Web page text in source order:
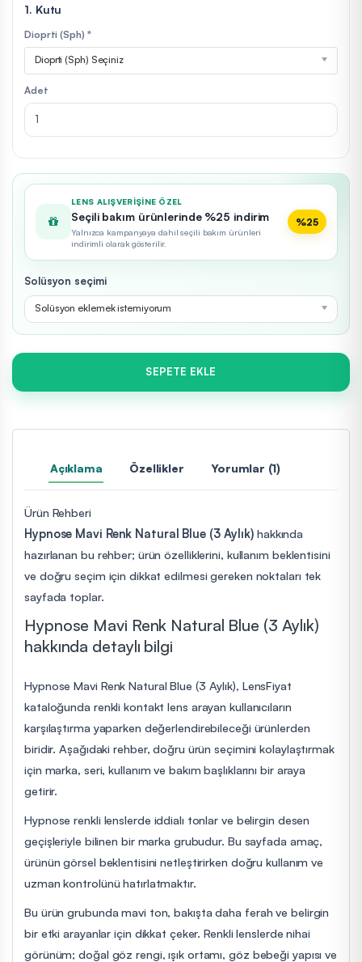
1. Kutu
Dioprti (Sph) *
Dioprti (Sph) Seçiniz
Adet
LENS ALIŞVERIŞINE ÖZEL
Seçili bakım ürünlerinde %25 indirim
Yalnızca kampanyaya dahil seçili bakım ürünleri
indirimli olarak gösterilir.
%25
Solüsyon seçimi
Solüsyon eklemek istemiyorum
SEPETE EKLE
Açıklama Özellikler Yorumlar (1)
Ürün Rehberi
Hypnose Mavi Renk Natural Blue (3 Aylık) hakkında
hazırlanan bu rehber; ürün özelliklerini, kullanım beklentisini
ve doğru seçim için dikkat edilmesi gereken noktaları tek
sayfada toplar.
Hypnose Mavi Renk Natural Blue (3 Aylık)
hakkında detaylı bilgi
Hypnose Mavi Renk Natural Blue (3 Aylık), LensFiyat
kataloğunda renkli kontakt lens arayan kullanıcıların
karşılaştırma yaparken değerlendirebileceği ürünlerden
biridir. Aşağıdaki rehber, doğru ürün seçimini kolaylaştırmak
için marka, seri, kullanım ve bakım başlıklarını bir araya
getirir.
Hypnose renkli lenslerde iddialı tonlar ve belirgin desen
geçişleriyle bilinen bir marka grubudur. Bu sayfada amaç,
ürünün görsel beklentisini netleştirirken doğru kullanım ve
uzman kontrolünü hatırlatmaktır.
Bu ürün grubunda mavi ton, bakışta daha ferah ve belirgin
bir etki arayanlar için dikkat çeker. Renkli lenslerde nihai
görünüm; doğal göz rengi, ışık ortamı, göz bebeği yapısı ve